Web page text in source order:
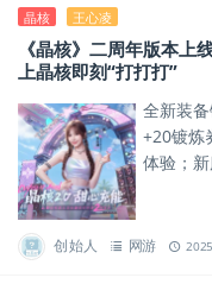
晶核 王心凌
《晶核》二周年版本上
上晶核即刻“打打打”
全新装
+20镀炼
体验；
创始人 网游